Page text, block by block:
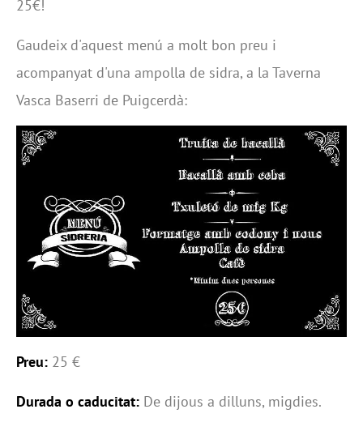
25€!
Gaudeix d'aquest menú a molt bon preu i
acompanyat d'una ampolla de sidra, a la Taverna
Vasca Baserri de Puigcerdà:
Preu: 25 €
Durada o caducitat: De dijous a dilluns, migdies.